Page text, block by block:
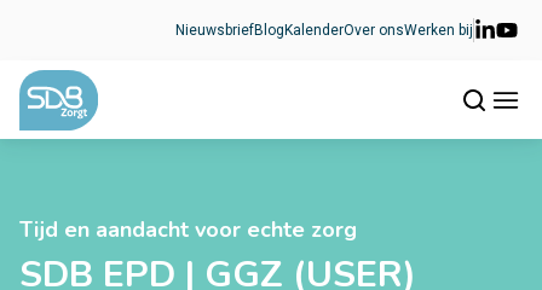
NieuwsbriefBlog KalenderOver onsWerken bij
Tijd en aandacht voor echte zorg
SDB EPD | GGZ (USER)